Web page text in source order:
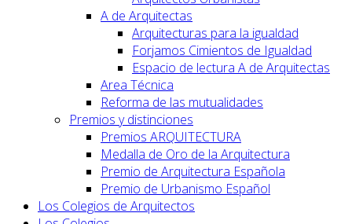
A de Arquitectas
Arquitecturas para la igualdad
Forjamos Cimientos de Igualdad
Espacio de lectura A de Arquitectas
Area Técnica
Reforma de las mutualidades
Premios y distinciones
Premios ARQUITECTURA
Medalla de Oro de la Arquitectura
Premio de Arquitectura Española
Premio de Urbanismo Español
Los Colegios de Arquitectos